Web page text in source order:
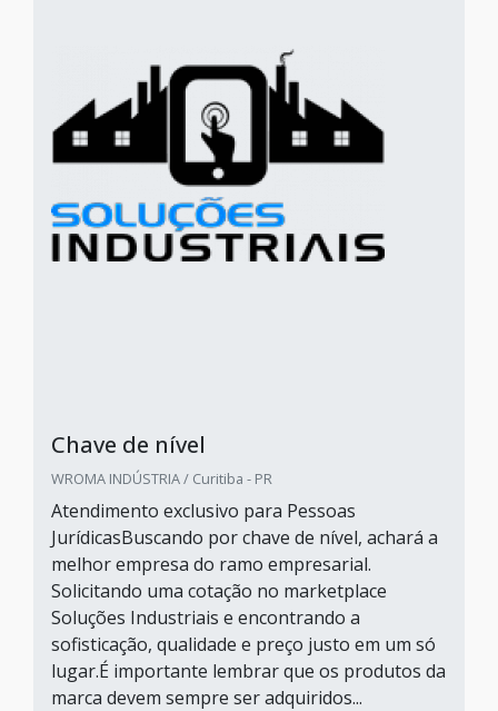
Chave de nível
WROMA INDÚSTRIA / Curitiba - PR
Atendimento exclusivo para Pessoas
JurídicasBuscando por chave de nível, achará a
melhor empresa do ramo empresarial.
Solicitando uma cotação no marketplace
Soluções Industriais e encontrando a
sofisticação, qualidade e preço justo em um só
lugar.É importante lembrar que os produtos da
marca devem sempre ser adquiridos...